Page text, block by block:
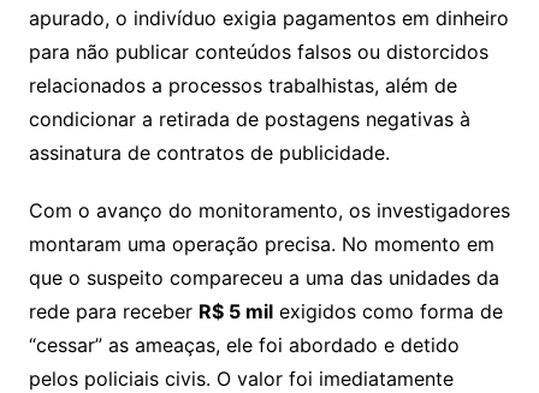
apurado, o indivíduo exigia pagamentos em dinheiro
para não publicar conteúdos falsos ou distorcidos
relacionados a processos trabalhistas, além de
condicionar a retirada de postagens negativas à
assinatura de contratos de publicidade.
Com o avanço do monitoramento, os investigadores
montaram uma operação precisa. No momento em
que o suspeito compareceu a uma das unidades da
rede para receber R$ 5 milexigidos como forma de
“cessar” as ameaças, ele foi abordado e detido
pelos policiais civis. O valor foi imediatamente